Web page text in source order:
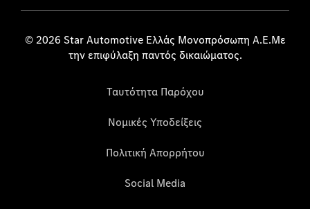
© 2026 Star Automotive Ελλάς Μονοπρόσωπη Α.Ε.Με
την επιφύλαξη παντός δικαιώματος.
Ταυτότητα Παρόχου
Νομικές Υποδείξεις
Πολιτική Απορρήτου
Social Media